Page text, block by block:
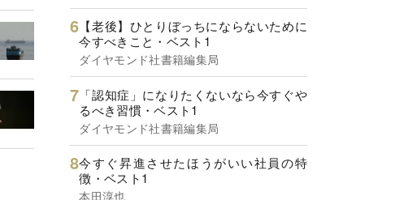
【老後】ひとりぼっちにならないために
今すべきこと・ベスト1
ダイヤモンド社書籍編集局
「認知症」になりたくないなら今すぐや
るべき習慣・ベスト1
ダイヤモンド社書籍編集局
今すぐ昇進させたほうがいい社員の特
徴・ベスト1
本田淳也